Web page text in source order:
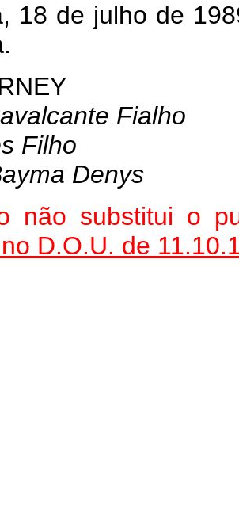
18 de julho de
Fialho
Filho
Denys
não substitui o
D.O.U. de